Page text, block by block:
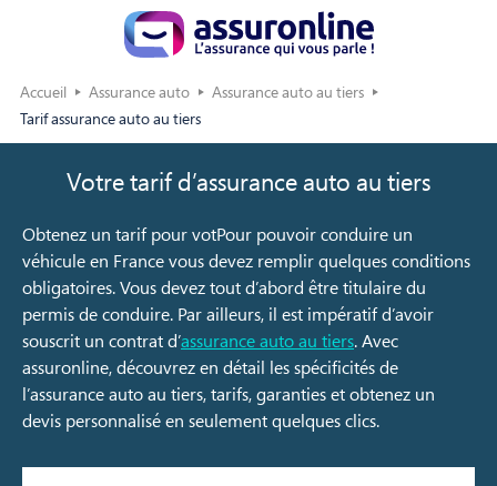
Accueil Assurance auto
Assurance auto au tiers
Tarif assurance auto au tiers
Votre tarif d’assurance auto au tiers
Obtenez un tarif pour votPour pouvoir conduire un
véhicule en France vous devez remplir quelques conditions
obligatoires. Vous devez tout d’abord être titulaire du
permis de conduire. Par ailleurs, il est impératif d’avoir
souscrit un contrat d’assurance auto au tiers. Avec
assuronline, découvrez en détail les spécificités de
l’assurance auto au tiers, tarifs, garanties et obtenez un
devis personnalisé en seulement quelques clics.